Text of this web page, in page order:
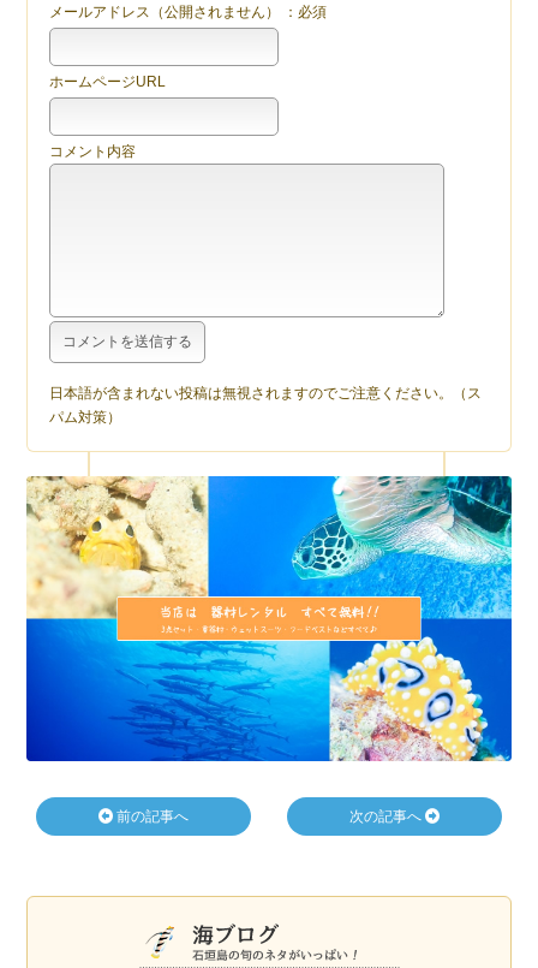
メールアドレス（公開されません） ：必須
ホームページURL
コメント内容
日本語が含まれない投稿は無視されますのでご注意ください。（ス
パム対策）
前の記事へ 次の記事へ